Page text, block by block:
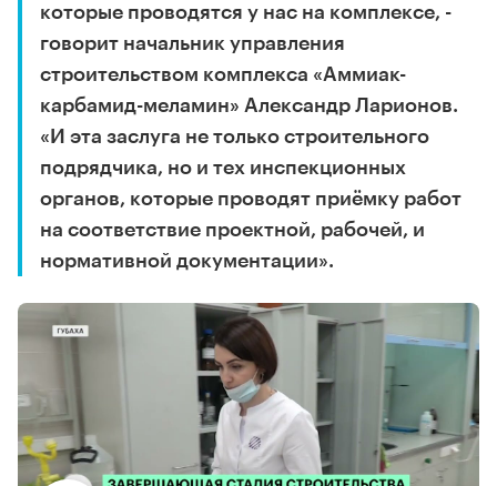
которые проводятся у нас на комплексе, -
говорит начальник управления
строительством комплекса «Аммиак-
карбамид-меламин» Александр Ларионов.
«И эта заслуга не только строительного
подрядчика, но и тех инспекционных
органов, которые проводят приёмку работ
на соответствие проектной, рабочей, и
нормативной документации».